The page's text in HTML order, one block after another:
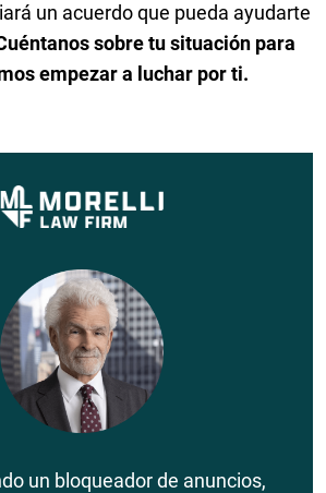
un acuerdo que pueda ayudarte
sobre tu situación para
empezar a luchar por ti.
un bloqueador de anuncios,